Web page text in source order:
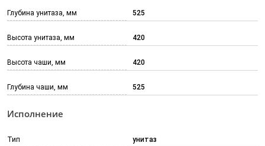
Глубина унитаза, мм 525
Высота унитаза, мм 420
Высота чаши, мм 420
Глубина чаши, мм 525
Исполнение
Тип унитаз